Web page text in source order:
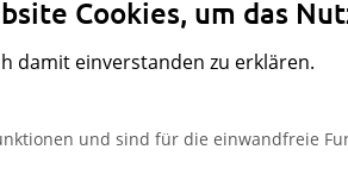
Cookies, um das
damit einverstanden zu erklären.
und sind für die einwandfreie